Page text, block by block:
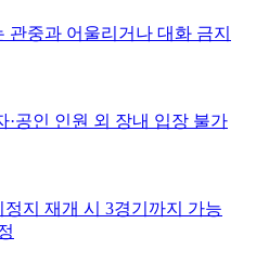
관중과 어울리거나 대화 금지
·공인 인원 외 장내 입장 불가
지 재개 시 3경기까지 가능